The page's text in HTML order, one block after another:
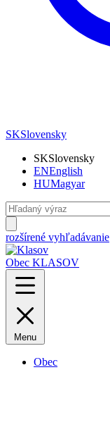
SKSlovensky
SKSlovensky
ENEnglish
HUMagyar
rozšírené vyhľadávanie
Obec KLASOV
Menu
Obec